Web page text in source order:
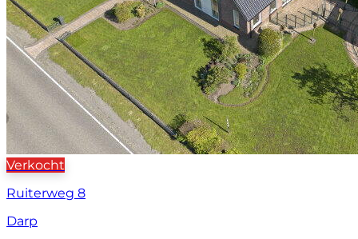
Verkocht
Ruiterweg 8
Darp